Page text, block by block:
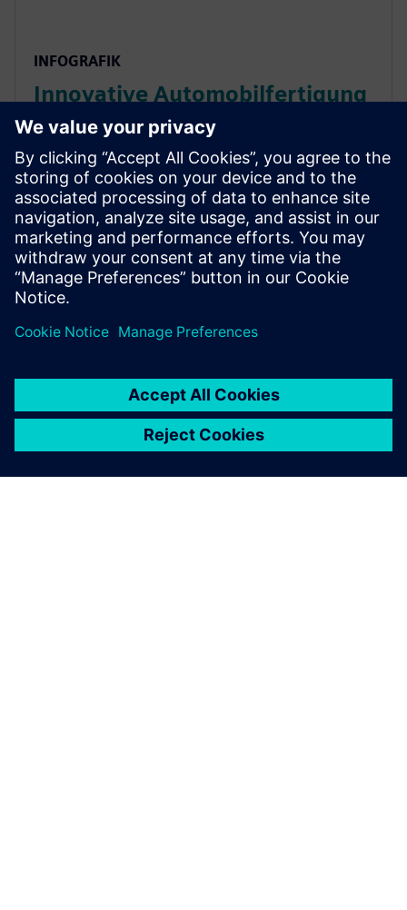
INFOGRAFIK
Innovative Automobilfertigung
mit Robotersimulation und
virtueller Inbetriebnahme
Robotersimulation und virtuelle Inbetriebnahme
helfen Automobilherstellern, eine schnellere
Markteinführung, reduzierte Kosten und fehlerfreie
Produktionsanläufe zu realisieren.